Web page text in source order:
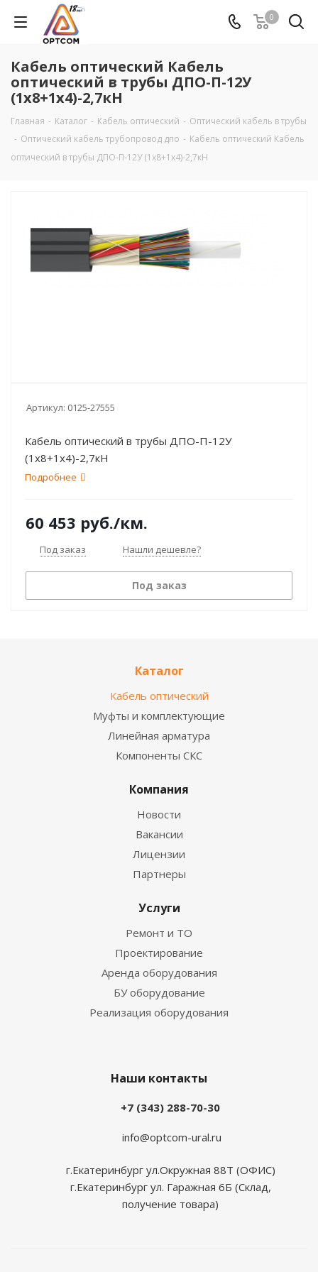
0
Кабель оптический Кабель
оптический в трубы ДПО-П-12У
(1х8+1х4)-2,7кН
Главная - Каталог - Кабель оптический - Оптический кабель в трубы
- Оптический кабель трубопровод дпо - Кабель оптический Кабель
оптический в трубы ДПО-П-12У (1х8+1х4)-2,7кН
Артикул: 0125-27555
Кабель оптический в трубы ДПО-П-12У
(1х8+1х4)-2,7кН
Подробнее
60 453 руб./км.
Под заказ Нашли дешевле?
Под заказ
Каталог
Кабель оптический
Муфты и комплектующие
Линейная арматура
Компоненты СКС
Компания
Новости
Вакансии
Лицензии
Партнеры
Услуги
Ремонт и ТО
Проектирование
Аренда оборудования
БУ оборудование
Реализация оборудования
Наши контакты
+7 (343) 288-70-30
info@optcom-ural.ru
г.Екатеринбург ул.Окружная 88Т (ОФИС)
г.Екатеринбург ул. Гаражная 6Б (Склад,
получение товара)